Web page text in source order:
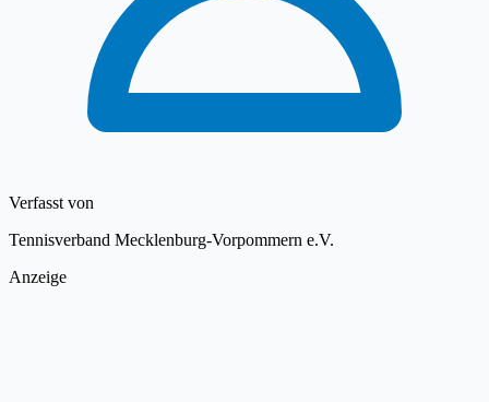
Verfasst von
Tennisverband Mecklenburg-Vorpommern e.V.
Anzeige